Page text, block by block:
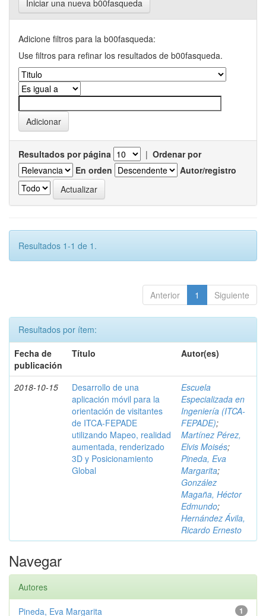
Iniciar una nueva b00fasqueda
Adicione filtros para la b00fasqueda:
Use filtros para refinar los resultados de b00fasqueda.
Resultados por página | Ordenar por
En orden
Autor/registro
Resultados 1-1 de 1.
Anterior 1 Siguiente
Resultados por ítem:
Fecha de
publicación
Título Autor(es)
2018-10-15
Desarrollo de una
aplicación móvil para la
orientación de visitantes
de ITCA-FEPADE
utilizando Mapeo, realidad
aumentada, renderizado
3D y Posicionamiento
Global
Escuela
Especializada en
Ingeniería (ITCA-
FEPADE);
Martínez Pérez,
Elvis Moisés;
Pineda, Eva
Margarita;
González
Magaña, Héctor
Edmundo;
Hernández Ávila,
Ricardo Ernesto
Navegar
Autores
1
Pineda, Eva Margarita